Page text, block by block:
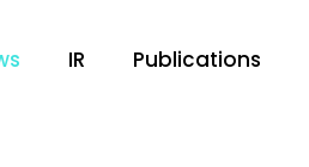
IR Publications